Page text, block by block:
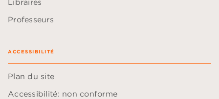
Professeurs
ACCESSIBILITÉ
Plan du site
Accessibilité: non conforme